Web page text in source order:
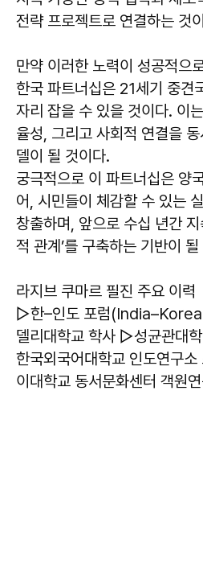
전략 프로젝트로 연결하는 것
만약 이러한 노력이 성공적으
한국 파트너십은 21세기 중견
자리 잡을 수 있을 것이다. 이
율성, 그리고 사회적 연결을
델이 될 것이다.
궁극적으로 이 파트너십은 양
어, 시민들이 체감할 수 있는
창출하며, 앞으로 수십 년간
적 관계’를 구축하는 기반이
라지브 쿠마르 필진 주요 이력
▷한–인도 포럼
델리대학교 학사​ ▷성균관대
한국외국어대학교 인도연구
이대학교 동서문화센터 객원